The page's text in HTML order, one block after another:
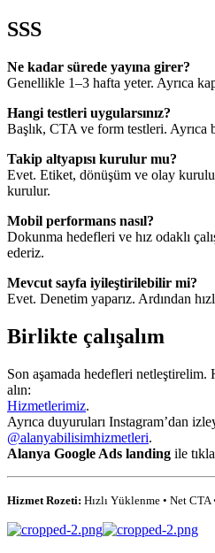
SSS
Ne kadar sürede yayına girer?
Genellikle 1–3 hafta yeter. Ayrıca
Hangi testleri uygularsınız?
Başlık, CTA ve form testleri. Ayrıca
Takip altyapısı kurulur mu?
Evet. Etiket, dönüşüm ve olay
kurulur.
Mobil performans nasıl?
Dokunma hedefleri ve hız odaklı
ederiz.
Mevcut sayfa iyileştirilebilir mi?
Evet. Denetim yaparız. Ardından
Birlikte çalışalım
Son aşamada hedefleri
alın:
Hizmetlerimiz.
Ayrıca duyuruları Instagram’dan
@alanyabilisimhizmetleri.
Alanya Google Ads landing ile
Hizmet Rozeti: Hızlı Yüklenme • Net CTA